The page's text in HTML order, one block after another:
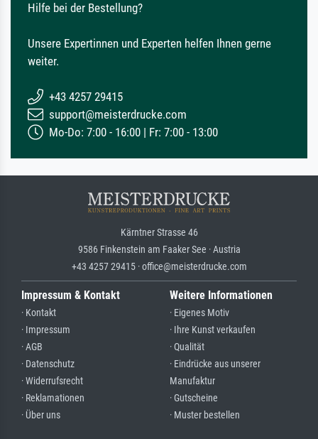
Hilfe bei der Bestellung?
Unsere Expertinnen und Experten helfen Ihnen gerne
weiter.
+43 4257 29415
support@meisterdrucke.com
Mo-Do: 7:00 - 16:00 | Fr: 7:00 - 13:00
Kärntner Strasse 46
9586 Finkenstein am Faaker See · Austria
+43 4257 29415 · office@meisterdrucke.com
Impressum & Kontakt
· Kontakt
· Impressum
· AGB
· Datenschutz
· Widerrufsrecht
· Reklamationen
· Über uns
Weitere Informationen
· Eigenes Motiv
· Ihre Kunst verkaufen
· Qualität
· Eindrücke aus unserer
Manufaktur
· Gutscheine
· Muster bestellen